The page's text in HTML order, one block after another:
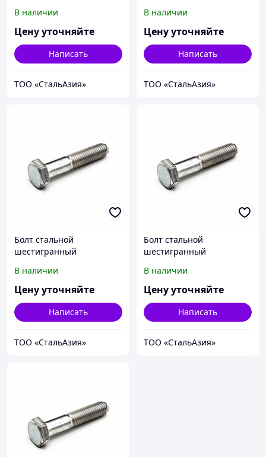
прочности 5.6
10Х11Н23Т3МР
М8х1,25х12 ГОСТ 7798-70
В наличии
Цену уточняйте
Написать
ТОО «СтальАзия»
прочности 5.6
10Х11Н23Т3МР
М8х1,25х14 ГОСТ 7798-70
В наличии
Цену уточняйте
Написать
ТОО «СтальАзия»
Болт стальной
шестигранный
прочности 5.6
10Х11Н23Т3МР
М8х1,25х16 ГОСТ 7798-70
В наличии
Цену уточняйте
Написать
ТОО «СтальАзия»
Болт стальной
шестигранный
прочности 5.6
10Х11Н23Т3МР
М8х1,25х20 ГОСТ 7798-70
В наличии
Цену уточняйте
Написать
ТОО «СтальАзия»